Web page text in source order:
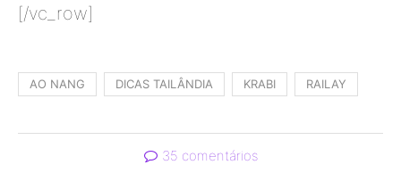
[/vc_row]
AO NANG DICAS TAILÂNDIA KRABI RAILAY
35 comentários